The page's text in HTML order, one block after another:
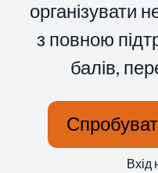
організувати
з повною
балів,
Вхід